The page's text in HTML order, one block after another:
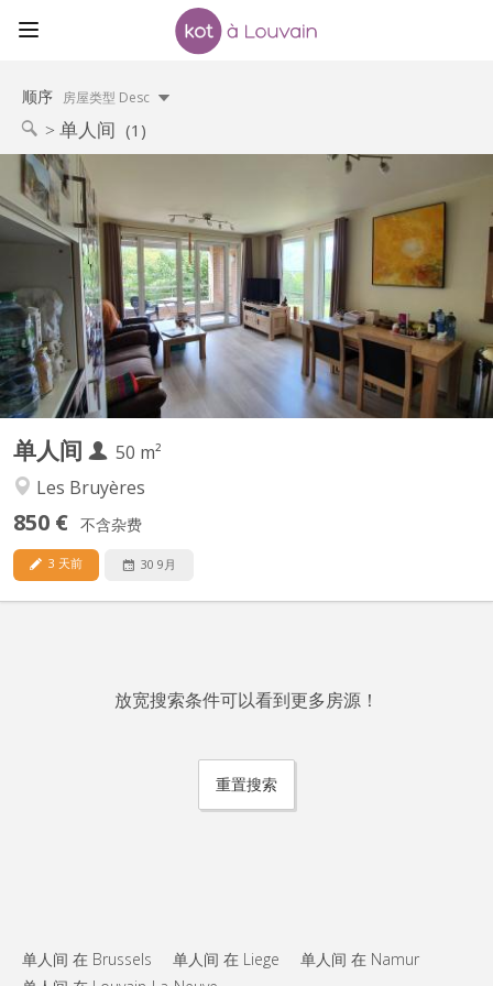
顺序 房屋类型 Desc
单人间 (1)
单人间
50 m²
Les Bruyères
850 € 不含杂费
3 天前 30 9月
Bonjour, Je sous-loue mon studio-appartement meublé (1
chambre) situé aux Bruyères pour une durée de 11 mois, de fin
septembre 2026 à fin août 2027, ou 11 mois à convenir
ensemble. Le logement est destiné à un étudiant en master ou à
un jeune travailleur (pas de couple svp). Il se trouve dans un...
放宽搜索条件可以看到更多房源！
重置搜索
单人间 在 Brussels 单人间 在 Liege
单人间 在 Namur